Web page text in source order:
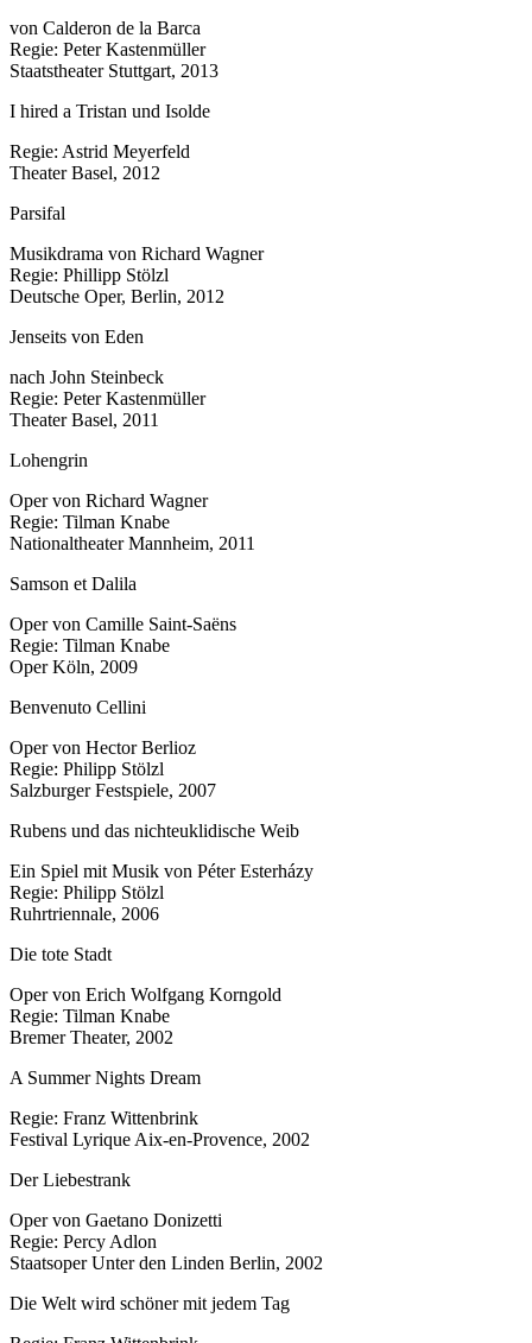
von Calderon de la Barca
Regie: Peter Kastenmüller
Staatstheater Stuttgart, 2013
I hired a Tristan und Isolde
Regie: Astrid Meyerfeld
Theater Basel, 2012
Parsifal
Musikdrama von Richard Wagner
Regie: Phillipp Stölzl
Deutsche Oper, Berlin, 2012
Jenseits von Eden
nach John Steinbeck
Regie: Peter Kastenmüller
Theater Basel, 2011
Lohengrin
Oper von Richard Wagner
Regie: Tilman Knabe
Nationaltheater Mannheim, 2011
Samson et Dalila
Oper von Camille Saint-Saëns
Regie: Tilman Knabe
Oper Köln, 2009
Benvenuto Cellini
Oper von Hector Berlioz
Regie: Philipp Stölzl
Salzburger Festspiele, 2007
Rubens und das nichteuklidische Weib
Ein Spiel mit Musik von Péter Esterházy
Regie: Philipp Stölzl
Ruhrtriennale, 2006
Die tote Stadt
Oper von Erich Wolfgang Korngold
Regie: Tilman Knabe
Bremer Theater, 2002
A Summer Nights Dream
Regie: Franz Wittenbrink
Festival Lyrique Aix-en-Provence, 2002
Der Liebestrank
Oper von Gaetano Donizetti
Regie: Percy Adlon
Staatsoper Unter den Linden Berlin, 2002
Die Welt wird schöner mit jedem Tag